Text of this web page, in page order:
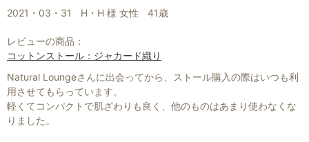
2021・03・31 H・H 様 女性 41歳
レビューの商品：
コットンストール：ジャカード織り
Natural Loungeさんに出会ってから、ストール購入の際はいつも利
用させてもらっています。
軽くてコンパクトで肌ざわりも良く、他のものはあまり使わなくな
りました。